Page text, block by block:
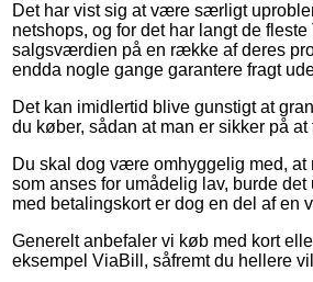
Det har vist sig at være særligt
netshops, og for det har langt de
salgsværdien på en række af deres
endda nogle gange garantere fragt
Det kan imidlertid blive gunstigt at
du køber, sådan at man er sikker på
Du skal dog være omhyggelig med, at
som anses for umådelig lav, burde
med betalingskort er dog en del af en
Generelt anbefaler vi køb med kort
eksempel ViaBill, såfremt du hellere